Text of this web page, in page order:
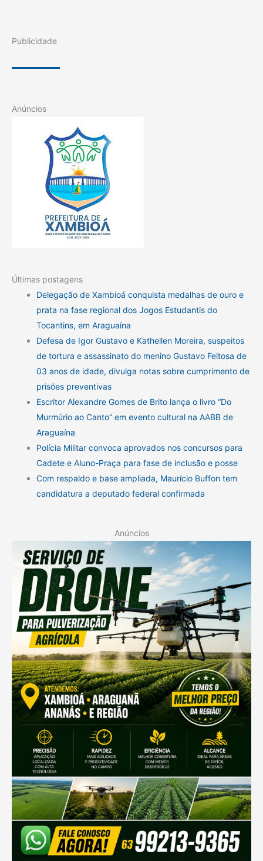
Publicidade
Anúncios
Últimas postagens
Delegação de Xambioá conquista medalhas de ouro e
prata na fase regional dos Jogos Estudantis do
Tocantins, em Araguaína
Defesa de Igor Gustavo e Kathellen Moreira, suspeitos
de tortura e assassinato do menino Gustavo Feitosa de
03 anos de idade, divulga notas sobre cumprimento de
prisões preventivas
Escritor Alexandre Gomes de Brito lança o livro “Do
Murmúrio ao Canto” em evento cultural na AABB de
Araguaína
Polícia Militar convoca aprovados nos concursos para
Cadete e Aluno-Praça para fase de inclusão e posse
Com respaldo e base ampliada, Maurício Buffon tem
candidatura a deputado federal confirmada
Anúncios